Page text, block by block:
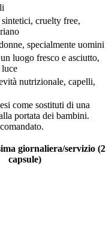
cruelty free,
specialmente uomini
luogo fresco e asciutto,
nutrizionale, capelli,
come sostituti di una
portata dei bambini.
giornaliera/servizio (2
capsule)